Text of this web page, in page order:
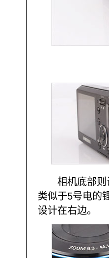
相机底部则设
类似于5号电的
设计在右边。